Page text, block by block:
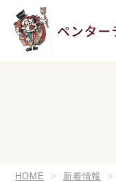
HOME 新着情報